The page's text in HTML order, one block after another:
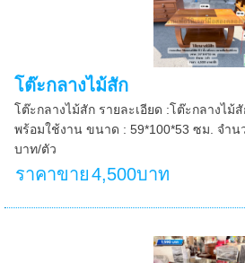
โต๊ะกลางไม้สัก
โต๊ะกลางไม้สัก รายละเอียด :โต๊ะกลางไ
พร้อมใช้งาน ขนาด : 59*100*53 ซม. จำน
บาท/ตัว
ราคาขาย4,500บาท